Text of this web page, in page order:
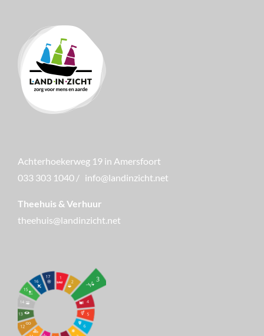
Achterhoekerweg 19 in Amersfoort
033 303 1040 / info@landinzicht.net
Theehuis & Verhuur
theehuis@landinzicht.net